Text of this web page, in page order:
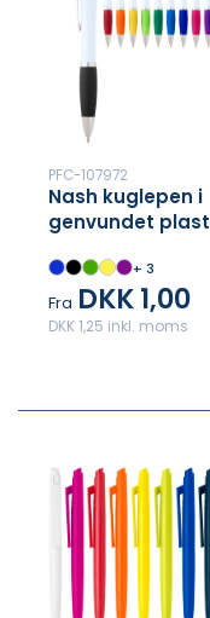
PFC-107972
Nash kuglepen i
genvundet plast
+ 3
Fra DKK 1,00
DKK 1,25 inkl. moms